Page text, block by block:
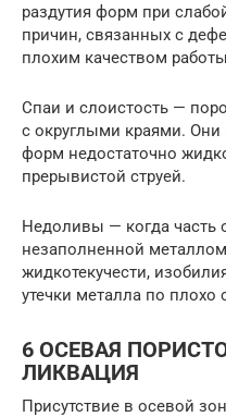
раздутия форм при
причин, связанных с
плохим качеством
Спаи и слоистость —
с округлыми краями. Они
форм недостаточно
прерывистой струей.
Недоливы — когда часть
незаполненной
жидкотекучести,
утечки металла по
6 ОСЕВАЯ
ЛИКВАЦИЯ
Присутствие в осевой